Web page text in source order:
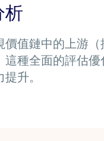
析
值鏈中的上游（
這種全面的評估
升。